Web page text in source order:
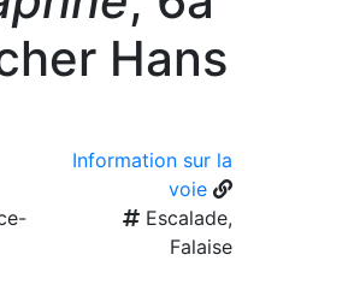
Hans
Information sur la
voie
Escalade,
Falaise